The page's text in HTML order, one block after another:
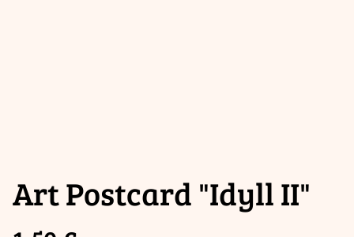
Art Postcard "Idyll II"